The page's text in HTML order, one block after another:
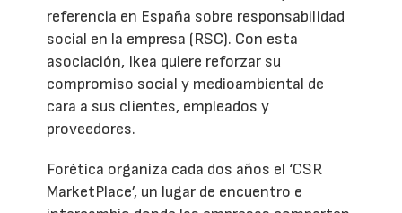
referencia en España sobre responsabilidad
social en la empresa (RSC). Con esta
asociación, Ikea quiere reforzar su
compromiso social y medioambiental de
cara a sus clientes, empleados y
proveedores.
Forética organiza cada dos años el ‘CSR
MarketPlace’, un lugar de encuentro e